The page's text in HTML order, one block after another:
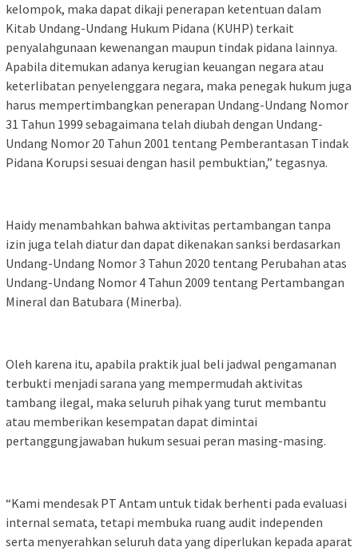
kelompok, maka dapat dikaji penerapan ketentuan dalam
Kitab Undang-Undang Hukum Pidana (KUHP) terkait
penyalahgunaan kewenangan maupun tindak pidana lainnya.
Apabila ditemukan adanya kerugian keuangan negara atau
keterlibatan penyelenggara negara, maka penegak hukum juga
harus mempertimbangkan penerapan Undang-Undang Nomor
31 Tahun 1999 sebagaimana telah diubah dengan Undang-
Undang Nomor 20 Tahun 2001 tentang Pemberantasan Tindak
Pidana Korupsi sesuai dengan hasil pembuktian,” tegasnya.
Haidy menambahkan bahwa aktivitas pertambangan tanpa
izin juga telah diatur dan dapat dikenakan sanksi berdasarkan
Undang-Undang Nomor 3 Tahun 2020 tentang Perubahan atas
Undang-Undang Nomor 4 Tahun 2009 tentang Pertambangan
Mineral dan Batubara (Minerba).
Oleh karena itu, apabila praktik jual beli jadwal pengamanan
terbukti menjadi sarana yang mempermudah aktivitas
tambang ilegal, maka seluruh pihak yang turut membantu
atau memberikan kesempatan dapat dimintai
pertanggungjawaban hukum sesuai peran masing-masing.
“Kami mendesak PT Antam untuk tidak berhenti pada evaluasi
internal semata, tetapi membuka ruang audit independen
serta menyerahkan seluruh data yang diperlukan kepada aparat